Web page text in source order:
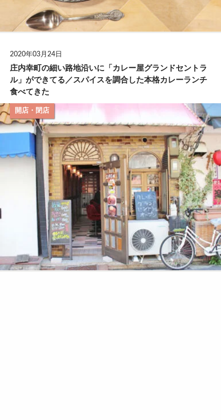
2020年03月24日
庄内幸町の細い路地沿いに「カレー屋グランドセントラ
ル」ができてる／スパイスを調合した本格カレーランチ
食べてきた
開店・閉店